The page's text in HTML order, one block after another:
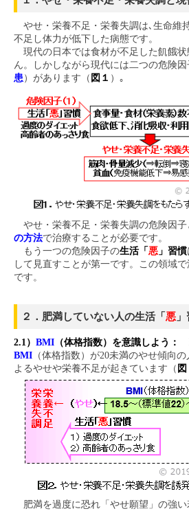
やせ・栄養不足・栄養失調は､生命維
不足し体力が低下した病態です。
現代の日本では食材が不足した飢餓
ん。しかしながら現代には二つの危険因
患 ）があります（ 図１ ）｡
やせ・栄養不足・栄養失調の危険因子
の方法で治療することが必要です。
もう一つの危険因子の生活「悪 」習慣
して見直すことが第一です。この領域
です。
２．肥満していない人の生活「悪
2.1） BMI （体格指数）を意識しよう：
BMI （体格指数）が20未満のやせ傾向
よるやせや栄養不足が起きています（ 図
肥満を過度に恐れ「やせ願望」の強い